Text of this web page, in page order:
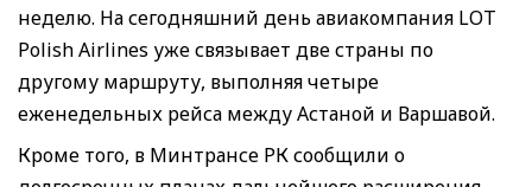
неделю. На сегодняшний день авиакомпания LOT
Polish Airlines уже связывает две страны по
другому маршруту, выполняя четыре
еженедельных рейса между Астаной и Варшавой.
Кроме того, в Минтрансе РК сообщили о